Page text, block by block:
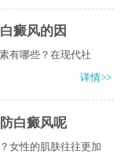
癜风的因
有哪些？在现代社
详情>>
白癜风呢
女性的肌肤往往更加